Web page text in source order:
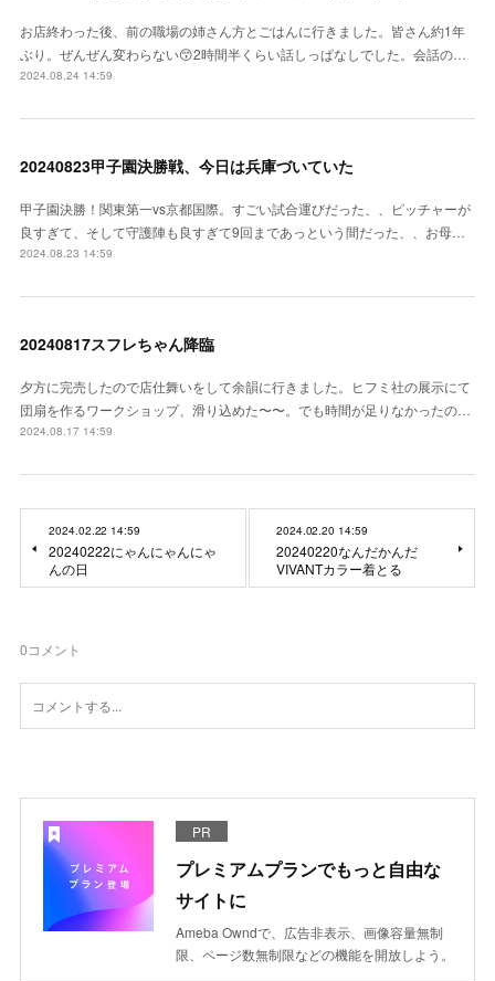
お店終わった後、前の職場の姉さん方とごはんに行きました。皆さん約1年
ぶり。ぜんぜん変わらない😙2時間半くらい話しっぱなしでした。会話の…
2024.08.24 14:59
20240823甲子園決勝戦、今日は兵庫づいていた
甲子園決勝！関東第一vs京都国際。すごい試合運びだった、、ピッチャーが
良すぎて、そして守護陣も良すぎて9回まであっという間だった、、お母…
2024.08.23 14:59
20240817スフレちゃん降臨
夕方に完売したので店仕舞いをして余韻に行きました。ヒフミ社の展示にて
団扇を作るワークショップ、滑り込めた〜〜。でも時間が足りなかったの…
2024.08.17 14:59
2024.02.22 14:59
20240222にゃんにゃんにゃ
んの日
2024.02.20 14:59
20240220なんだかんだ
VIVANTカラー着とる
0コメント
PR
プレミアムプランでもっと自由な
サイトに
Ameba Owndで、広告非表示、画像容量無制
限、ページ数無制限などの機能を開放しよう。